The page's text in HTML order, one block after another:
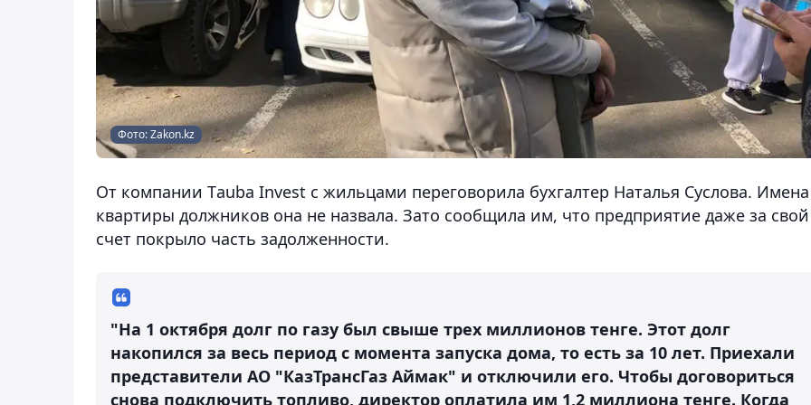
Фото: Zakon.kz
От компании Тauba Invest с жильцами переговорила бухгалтер Наталья Суслова.
квартиры должников она не назвала. Зато сообщила им, что предприятие даже за свой
счет покрыло часть задолженности.
"На 1 октября долг по газу был свыше трех миллионов тенге. Этот долг
накопился за весь период с момента запуска дома, то есть за 10 лет. Приехали
представители АО "КазТрансГаз Аймак" и отключили его. Чтобы договориться
снова подключить топливо, директор оплатила им 1,2 миллиона тенге. Когда